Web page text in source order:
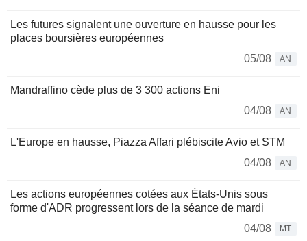
Les futures signalent une ouverture en hausse pour les
places boursières européennes
05/08
AN
Mandraffino cède plus de 3 300 actions Eni
04/08
AN
L'Europe en hausse, Piazza Affari plébiscite Avio et STM
04/08
AN
Les actions européennes cotées aux États-Unis sous
forme d'ADR progressent lors de la séance de mardi
04/08
MT